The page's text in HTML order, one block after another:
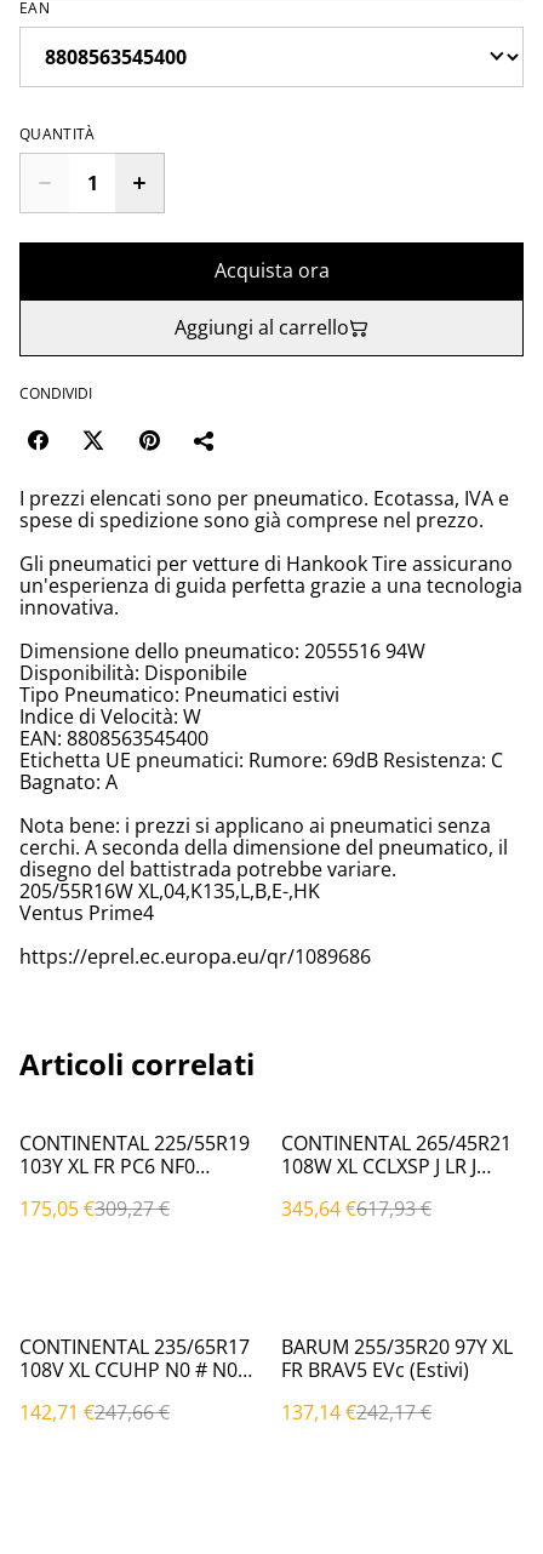
EAN
QUANTITÀ
Acquista ora
Aggiungi al carrello
CONDIVIDI
I prezzi elencati sono per pneumatico. Ecotassa, IVA e
spese di spedizione sono già comprese nel prezzo.
Gli pneumatici per vetture di Hankook Tire assicurano
un'esperienza di guida perfetta grazie a una tecnologia
innovativa.
Dimensione dello pneumatico: 2055516 94W
Disponibilità: Disponibile
Tipo Pneumatico: Pneumatici estivi
Indice di Velocità: W
EAN: 8808563545400
Etichetta UE pneumatici: Rumore: 69dB Resistenza: C
Bagnato: A
Nota bene: i prezzi si applicano ai pneumatici senza
cerchi. A seconda della dimensione del pneumatico, il
disegno del battistrada potrebbe variare.
205/55R16W XL,04,K135,L,B,E-,HK
Ventus Prime4
https://eprel.ec.europa.eu/qr/1089686
Articoli correlati
%
CONTINENTAL 225/55R19
103Y XL FR PC6 NF0
175,05 €309,27 €
%
CONTINENTAL 265/45R21
108W XL CCLXSP J LR J
345,64 €617,93 €
%
CONTINENTAL 235/65R17
108V XL CCUHP N0 # N0
142,71 €247,66 €
%
BARUM 255/35R20 97Y XL
FR BRAV5 EVc (Estivi)
137,14 €242,17 €